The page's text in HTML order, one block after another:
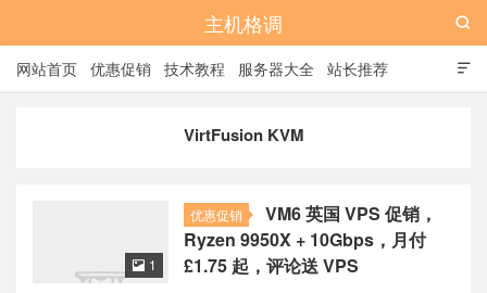
主机格调

网站首页 优惠促销 技术教程 服务器大全 站长推荐

VirtFusion KVM
优惠促销
VM6 英国 VPS 促销，
Ryzen 9950X + 10Gbps，月付
£1.75 起，评论送 VPS
 1